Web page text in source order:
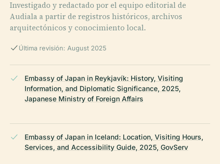
Investigado y redactado por el equipo editorial de
Audiala a partir de registros históricos, archivos
arquitectónicos y conocimiento local.
Última revisión: August 2025
Embassy of Japan in Reykjavík: History, Visiting
Information, and Diplomatic Significance, 2025,
Japanese Ministry of Foreign Affairs
Embassy of Japan in Iceland: Location, Visiting Hours,
Services, and Accessibility Guide, 2025, GovServ